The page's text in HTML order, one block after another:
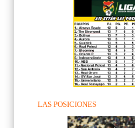
LAS POSICIONES